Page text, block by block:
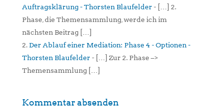
Auftragsklärung - Thorsten Blaufelder - […] 2.
Phase, die Themensammlung, werde ich im
nächsten Beitrag […]
Der Ablauf einer Mediation: Phase 4 - Optionen -
Thorsten Blaufelder - […] Zur 2. Phase –>
Themensammlung […]
Kommentar absenden